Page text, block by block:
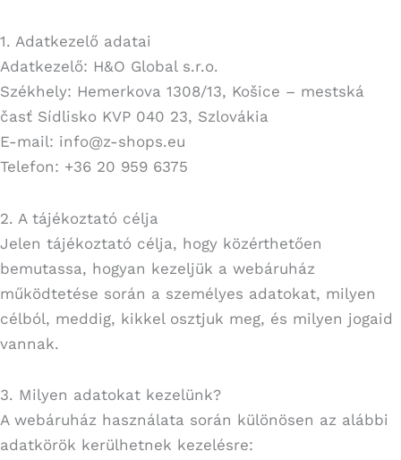
1. Adatkezelő adatai
Adatkezelő: H&O Global s.r.o.
Székhely: Hemerkova 1308/13, Košice – mestská
časť Sídlisko KVP 040 23, Szlovákia
E-mail: info@z-shops.eu
Telefon: +36 20 959 6375
2. A tájékoztató célja
Jelen tájékoztató célja, hogy közérthetően
bemutassa, hogyan kezeljük a webáruház
működtetése során a személyes adatokat, milyen
célból, meddig, kikkel osztjuk meg, és milyen jogaid
vannak.
3. Milyen adatokat kezelünk?
A webáruház használata során különösen az alábbi
adatkörök kerülhetnek kezelésre: